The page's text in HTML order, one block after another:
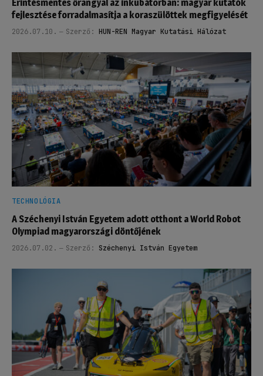
Érintésmentes őrangyal az inkubátorban: magyar kutatók
fejlesztése forradalmasítja a koraszülöttek megfigyelését
2026.07.10. Szerző: HUN-REN Magyar Kutatási Hálózat
TECHNOLÓGIA
A Széchenyi István Egyetem adott otthont a World Robot
Olympiad magyarországi döntőjének
2026.07.02. Szerző: Széchenyi István Egyetem